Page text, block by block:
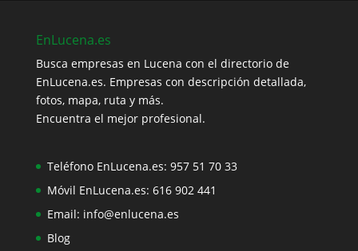
EnLucena.es
Busca empresas en Lucena con el directorio de
EnLucena.es. Empresas con descripción detallada,
fotos, mapa, ruta y más.
Encuentra el mejor profesional.
Teléfono EnLucena.es: 957 51 70 33
Móvil EnLucena.es: 616 902 441
Email: info@enlucena.es
Blog